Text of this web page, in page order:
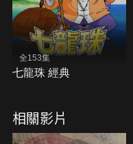
全153集
七龍珠 經典
相關影片